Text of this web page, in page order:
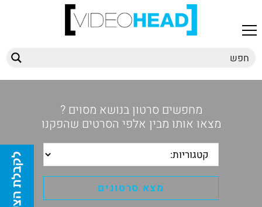
מחפשים סרטון בנושא מסוים ?
מצאו אותו מבין אלפי הסרטים שהפקנו